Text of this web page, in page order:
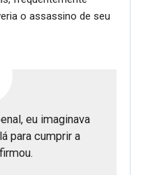
eu imaginava